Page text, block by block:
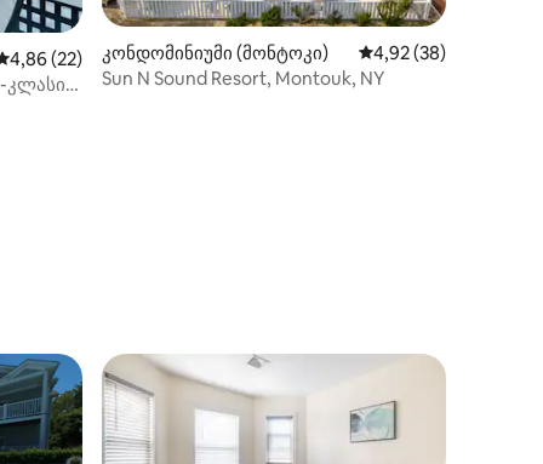
შეფასებაა 5‑დან 4,86, 22 მიმოხილვა
4,86 (22)
კლასი
კონდომინიუმი (მონტოკი) საშუალო შეფასებაა
4,92 (38)
Sun N Sound Resort, Montouk, NY